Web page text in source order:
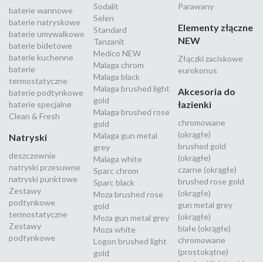
baterie wannowe
baterie natryskowe
baterie umywalkowe
baterie bidetowe
baterie kuchenne
baterie
termostatyczne
baterie podtynkowe
baterie specjalne
Clean & Fresh
Natryski
deszczownie
natryski przesuwne
natryski punktowe
Zestawy
podtynkowe
termostatyczne
Zestawy
podtynkowe
Sodalit
Selen
Standard
Tanzanit
Medico NEW
Malaga chrom
Malaga black
Malaga brushed light
gold
Malaga brushed rose
gold
Malaga gun metal
grey
Malaga white
Sparc chrom
Sparc black
Moza brushed rose
gold
Moza gun metal grey
Moza white
Logon brushed light
gold
Parawany
Elementy złączne
NEW
Złączki zaciskowe
eurokonus
Akcesoria do
łazienki
chromowane
(okrągłe)
brushed gold
(okrągłe)
czarne (okrągłe)
brushed rose gold
(okrągłe)
gun metal grey
(okrągłe)
białe (okrągłe)
chromowane
(prostokątne)